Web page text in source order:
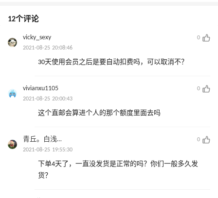
12个评论
vicky_sexy
0
2021-08-25 20:08:46
30天使用会员之后是要自动扣费吗，可以取消不？
vivianxu1105
0
2021-08-25 20:00:43
这个直邮会算进个人的那个额度里面去吗
青丘。白浅…
0
2021-08-25 19:55:30
下单4天了，一直没发货是正常的吗？你们一般多久发
货？